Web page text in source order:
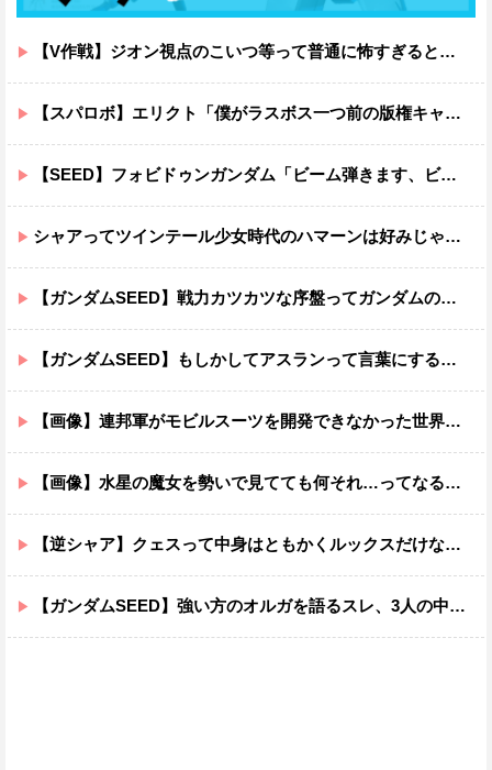
【V作戦】ジオン視点のこいつ等って普通に怖すぎると思う…
【スパロボ】エリクト「僕がラスボス一つ前の版権キャラ最後の敵ってちょっと荷が重すぎない？」
【SEED】フォビドゥンガンダム「ビーム弾きます、ビーム曲げられます、空飛びます」←二世代目でこれ出来るのおかしいだろ
シャアってツインテール少女時代のハマーンは好みじゃなかったの？
【ガンダムSEED】戦力カツカツな序盤ってガンダムの中だと割と珍しい気がする
【ガンダムSEED】もしかしてアスランって言葉にするのが下手なだけでめっちゃいい人なのでは？
【画像】連邦軍がモビルスーツを開発できなかった世界線のガンダムｗｗｗｗｗｗｗ
【画像】水星の魔女を勢いで見てても何それ…ってなる部分ｗｗｗｗｗｗｗｗ
【逆シャア】クェスって中身はともかくルックスだけなら最高だな
【ガンダムSEED】強い方のオルガを語るスレ、3人の中でも強化は一番されてない方